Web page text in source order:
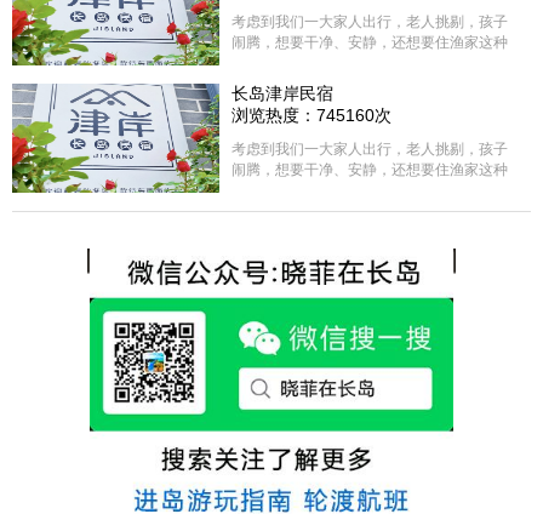
考虑到我们一大家人出行，老人挑剔，孩子
闹腾，想要干净、安静，还想要住渔家这种
选择津岸民宿，实际体验客房很干净，饭菜
方面家里老人也很满意，整体饭菜给搭配的
很好，每顿饭也不重样的，海鲜确实是非常
的新鲜呢，另外值得一提的是，他家的海菜
包子非常好吃。 其实长岛可选的酒店、民宿
各不相同，可以根据自己的喜好选择。非常
热情，能根据我提出的需求来安排房间，这
点很好。
长岛津岸民宿
浏览热度：745160次
考虑到我们一大家人出行，老人挑剔，孩子
闹腾，想要干净、安静，还想要住渔家这种
选择津岸民宿，实际体验客房很干净，饭菜
很好，每顿饭也不重样的，海鲜确实是非常
的新鲜呢，另外值得一提的是，他家的海菜
包子非常好吃。 其实长岛可选的酒店、民宿
各不相同，可以根据自己的喜好选择。非常
推荐津岸民宿，关键是老板娘晓菲很细心、
热情，能根据我提出的需求来安排房间，这
点很好。